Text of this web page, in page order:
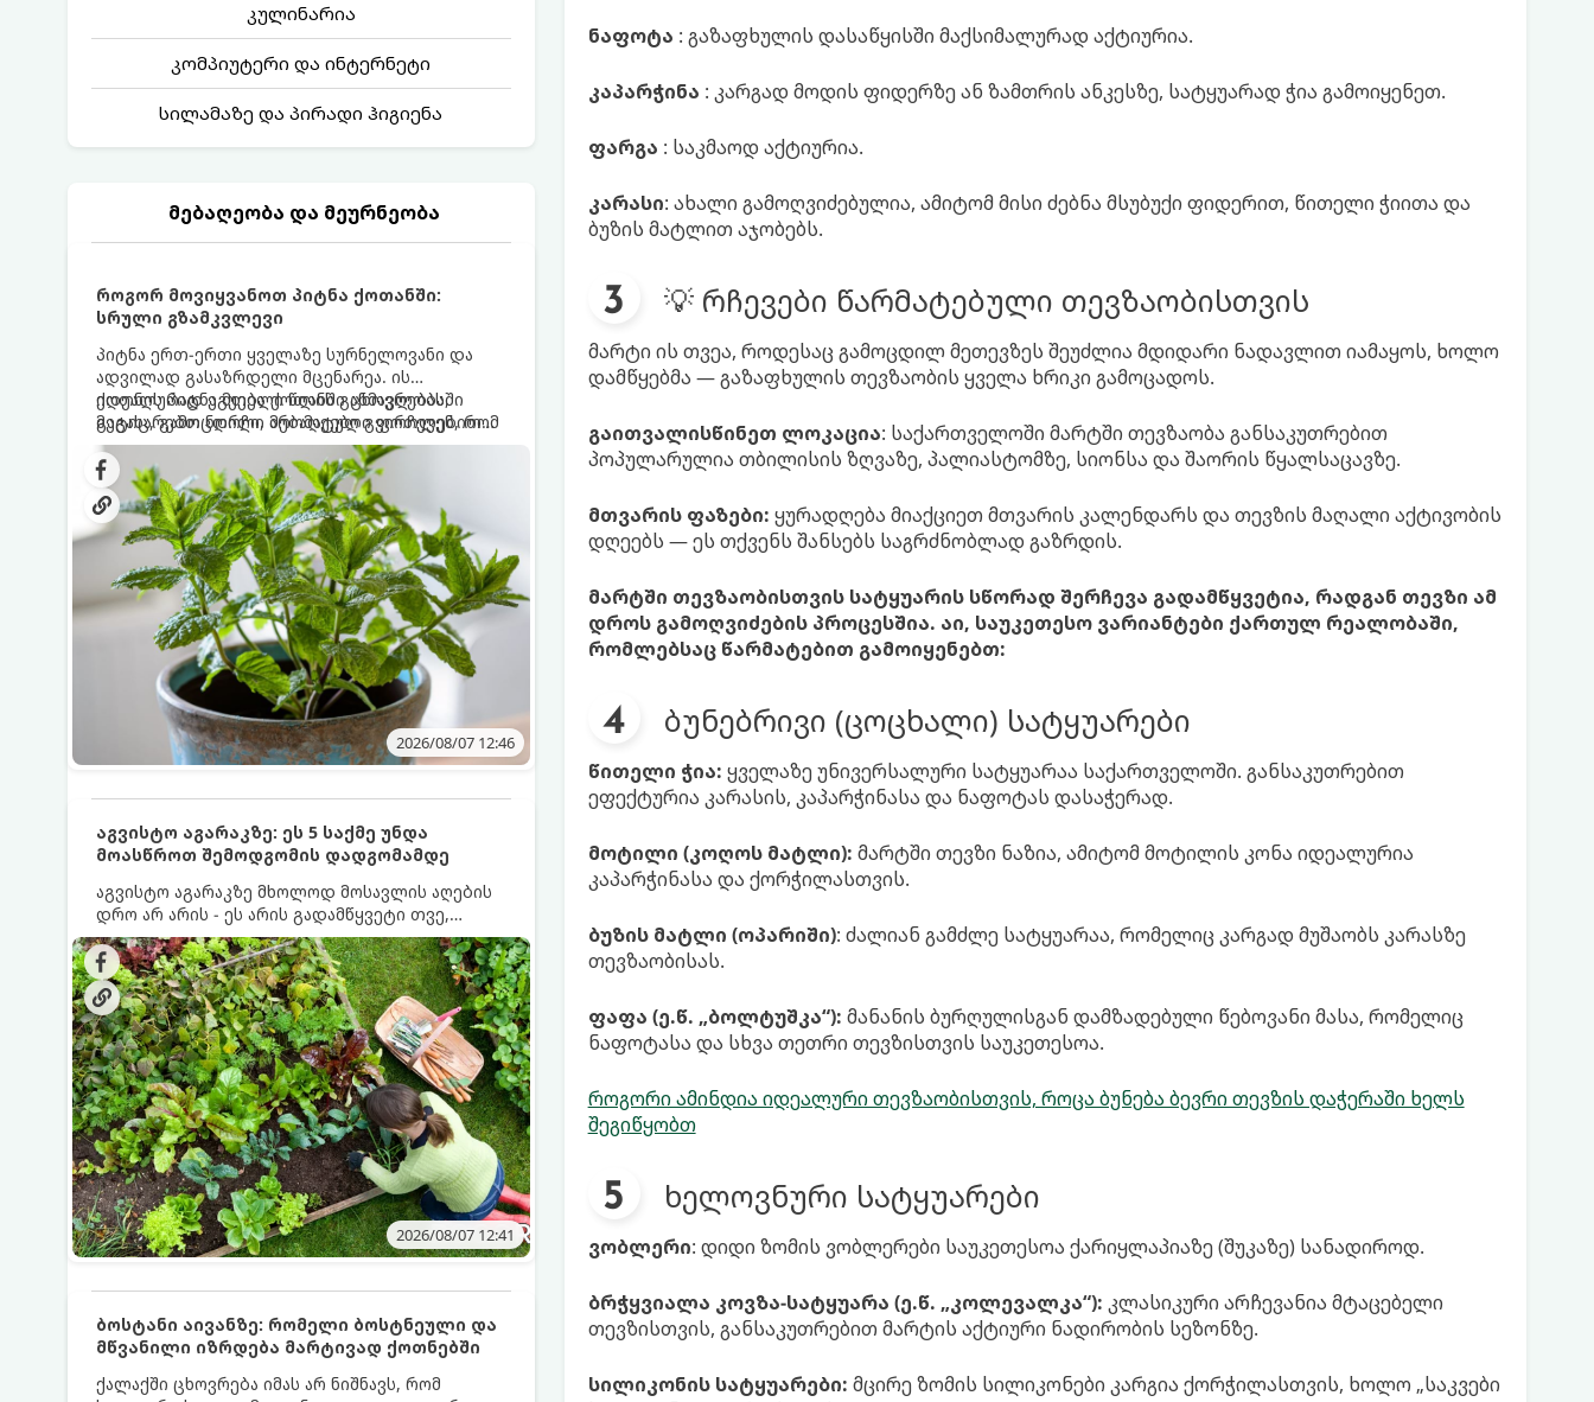
კულინარია
კომპიუტერი და ინტერნეტი
სილამაზე და პირადი ჰიგიენა
მებაღეობა და მეურნეობა
როგორ მოვიყვანოთ პიტნა ქოთანში:
სრული გზამკვლევი
პიტნა ერთ-ერთი ყველაზე სურნელოვანი და
ადვილად გასაზრდელი მცენარეა. ის
იდეალურად ეგუება ქოთანში ცხოვრებას,
მეტიც, გამოცდილი მებაღეები გვირჩევენ, რომ
პიტნა მხოლოდ ქოთანში მოვიყვანოთ, რადგან
ღია გრუნტში (ბაღში) დარგვისას ის ფესვებით
ძალიან სწრაფად ვრცელდება და სხვა
მცენარეებს ავიწროებს.
ქოთნის პიტნა მთელი წლის განმავლობაში
გაგახარებთ ნორჩი, არომატული ფოთლებით
ჩაის, ლიმონათისა თუ კერძებისთვის.
2026/08/07 12:46
აგვისტო აგარაკზე: ეს 5 საქმე უნდა
მოასწროთ შემოდგომის დადგომამდე
აგვისტო აგარაკზე მხოლოდ მოსავლის აღების
დრო არ არის - ეს არის გადამწყვეტი თვე,
როდესაც საფუძველი ეყრება მომავალი წლის
მოსავალს და ბაღი მზადდება შემოდგომა-
ზამთრის სეზონისთვის. იმისათვის, რომ
ნიადაგმა ენერგია აღიდგინოს, ხოლო
მცენარეებმა ზამთარს გაუძლონ, აგვისტოს
ბოლომდე 5 მნიშვნელოვანი საქმის გაკეთება
უნდა მოასწროთ:
2026/08/07 12:41
ბოსტანი აივანზე: რომელი ბოსტნეული და
მწვანილი იზრდება მარტივად ქოთნებში
ქალაქში ცხოვრება იმას არ ნიშნავს, რომ
ნაფოტა : გაზაფხულის დასაწყისში მაქსიმალურად აქტიურია.
კაპარჭინა : კარგად მოდის ფიდერზე ან ზამთრის ანკესზე, სატყუარად ჭია გამოიყენეთ.
ფარგა : საკმაოდ აქტიურია.
კარასი: ახალი გამოღვიძებულია, ამიტომ მისი ძებნა მსუბუქი ფიდერით, წითელი ჭიითა და
ბუზის მატლით აჯობებს.
💡 რჩევები წარმატებული თევზაობისთვის
მარტი ის თვეა, როდესაც გამოცდილ მეთევზეს შეუძლია მდიდარი ნადავლით იამაყოს, ხოლო
დამწყებმა — გაზაფხულის თევზაობის ყველა ხრიკი გამოცადოს.
გაითვალისწინეთ ლოკაცია: საქართველოში მარტში თევზაობა განსაკუთრებით
პოპულარულია თბილისის ზღვაზე, პალიასტომზე, სიონსა და შაორის წყალსაცავზე.
მთვარის ფაზები: ყურადღება მიაქციეთ მთვარის კალენდარს და თევზის მაღალი აქტივობის
დღეებს — ეს თქვენს შანსებს საგრძნობლად გაზრდის.
მარტში თევზაობისთვის სატყუარის სწორად შერჩევა გადამწყვეტია, რადგან თევზი ამ
დროს გამოღვიძების პროცესშია. აი, საუკეთესო ვარიანტები ქართულ რეალობაში,
რომლებსაც წარმატებით გამოიყენებთ:
ბუნებრივი (ცოცხალი) სატყუარები
წითელი ჭია: ყველაზე უნივერსალური სატყუარაა საქართველოში. განსაკუთრებით
ეფექტურია კარასის, კაპარჭინასა და ნაფოტას დასაჭერად.
მოტილი (კოღოს მატლი): მარტში თევზი ნაზია, ამიტომ მოტილის კონა იდეალურია
კაპარჭინასა და ქორჭილასთვის.
ბუზის მატლი (ოპარიში): ძალიან გამძლე სატყუარაა, რომელიც კარგად მუშაობს კარასზე
თევზაობისას.
ფაფა (ე.წ. „ბოლტუშკა“): მანანის ბურღულისგან დამზადებული წებოვანი მასა, რომელიც
ნაფოტასა და სხვა თეთრი თევზისთვის საუკეთესოა.
როგორი ამინდია იდეალური თევზაობისთვის, როცა ბუნება ბევრი თევზის დაჭერაში ხელს
შეგიწყობთ
ხელოვნური სატყუარები
ვობლერი: დიდი ზომის ვობლერები საუკეთესოა ქარიყლაპიაზე (შუკაზე) სანადიროდ.
ბრჭყვიალა კოვზა-სატყუარა (ე.წ. „კოლევალკა“): კლასიკური არჩევანია მტაცებელი
თევზისთვის, განსაკუთრებით მარტის აქტიური ნადირობის სეზონზე.
სილიკონის სატყუარები: მცირე ზომის სილიკონები კარგია ქორჭილასთვის, ხოლო „საკვები